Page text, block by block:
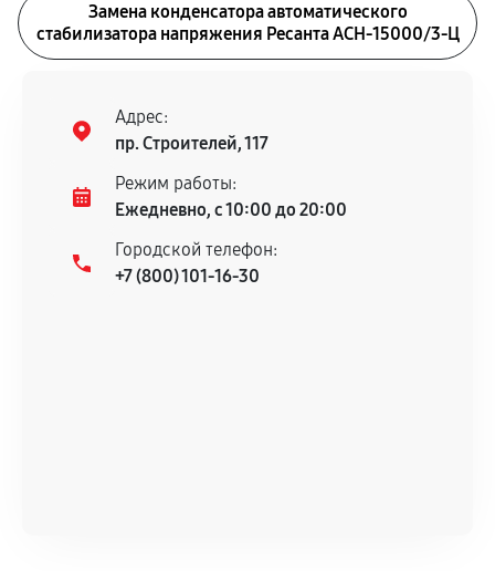
Замена конденсатора автоматического
стабилизатора напряжения Ресанта АСН-15000/3-Ц
Адрес:
пр. Строителей, 117
Режим работы:
Ежедневно, с 10:00 до 20:00
Городской телефон:
+7 (800) 101-16-30